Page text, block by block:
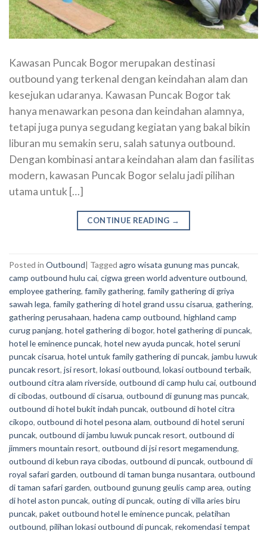
Kawasan Puncak Bogor merupakan destinasi
outbound yang terkenal dengan keindahan alam dan
kesejukan udaranya. Kawasan Puncak Bogor tak
hanya menawarkan pesona dan keindahan alamnya,
tetapi juga punya segudang kegiatan yang bakal bikin
liburan mu semakin seru, salah satunya outbound.
Dengan kombinasi antara keindahan alam dan fasilitas
modern, kawasan Puncak Bogor selalu jadi pilihan
utama untuk […]
CONTINUE READING →
Posted in Outbound| Tagged agro wisata gunung mas puncak,
camp outbound hulu cai, cigwa green world adventure outbound,
employee gathering, family gathering, family gathering di griya
sawah lega, family gathering di hotel grand ussu cisarua, gathering,
gathering perusahaan, hadena camp outbound, highland camp
curug panjang, hotel gathering di bogor, hotel gathering di puncak,
hotel le eminence puncak, hotel new ayuda puncak, hotel seruni
puncak cisarua, hotel untuk family gathering di puncak, jambu luwuk
puncak resort, jsi resort, lokasi outbound, lokasi outbound terbaik,
outbound citra alam riverside, outbound di camp hulu cai, outbound
di cibodas, outbound di cisarua, outbound di gunung mas puncak,
outbound di hotel bukit indah puncak, outbound di hotel citra
cikopo, outbound di hotel pesona alam, outbound di hotel seruni
puncak, outbound di jambu luwuk puncak resort, outbound di
jimmers mountain resort, outbound di jsi resort megamendung,
outbound di kebun raya cibodas, outbound di puncak, outbound di
royal safari garden, outbound di taman bunga nusantara, outbound
di taman safari garden, outbound gunung geulis camp area, outing
di hotel aston puncak, outing di puncak, outing di villa aries biru
puncak, paket outbound hotel le eminence puncak, pelatihan
outbound, pilihan lokasi outbound di puncak, rekomendasi tempat